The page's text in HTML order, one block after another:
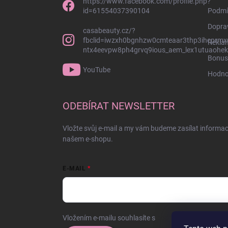
id=61554037390104
casabeauty.cz/?
YouTube
ODEBÍRAT NEWSLETTER
Vložte svůj e-mail a my vám budeme zasílat
našem e-shopu.
E-MAIL
Vložením e-mailu souhlasíte s